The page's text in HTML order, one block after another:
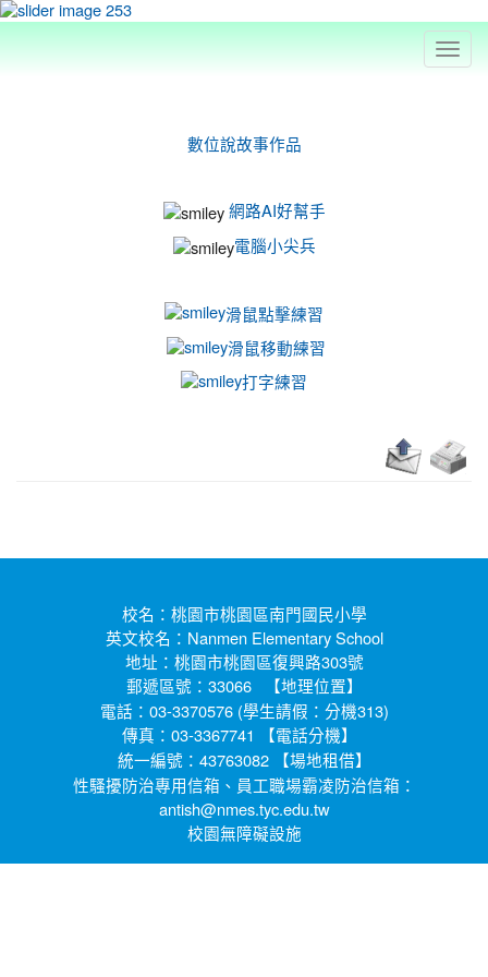
數位說故事作品
網路AI好幫手
電腦小尖兵
滑鼠點擊練習
滑鼠移動練習
打字練習
校名：桃園市桃園區南門國民小學
英文校名：Nanmen Elementary School
地址：桃園市桃園區復興路303號
郵遞區號：33066 【地理位置】
電話：03-3370576 (學生請假：分機313)
傳真：03-3367741 【電話分機】
統一編號：43763082 【場地租借】
性騷擾防治專用信箱、員工職場霸凌防治信箱：
antish@nmes.tyc.edu.tw
校園無障礙設施